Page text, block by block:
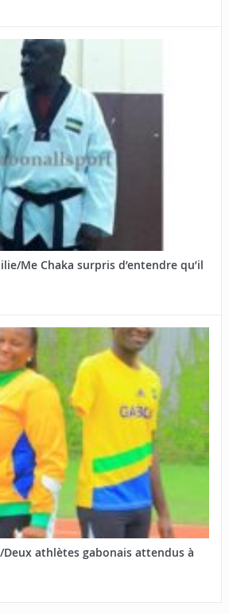
Me Chaka surpris d’entendre qu’il
Deux athlètes gabonais attendus à